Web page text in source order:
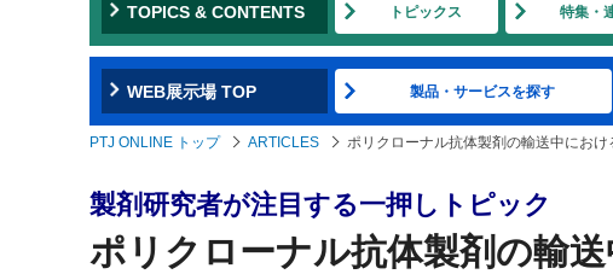
TOPICS & CONTENTS トピックス 特集・
WEB展示場 TOP 製品・サービスを探す
PTJ ONLINE トップ ARTICLES ポリクローナル抗体製剤の輸送中にお
製剤研究者が注目する一押しトピック
ポリクローナル抗体製剤の輸